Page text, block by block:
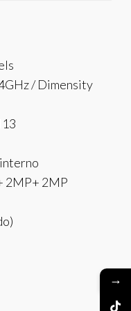
/ Dimensity
2MP+ 2MP
→